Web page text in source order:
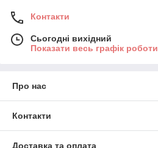
Контакти
Сьогодні вихідний
Показати весь графік роботи
Про нас
Контакти
Доставка та оплата